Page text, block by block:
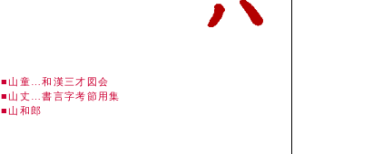
■山童…和漢三才図会
■山丈…書言字考節用集
■山和郎